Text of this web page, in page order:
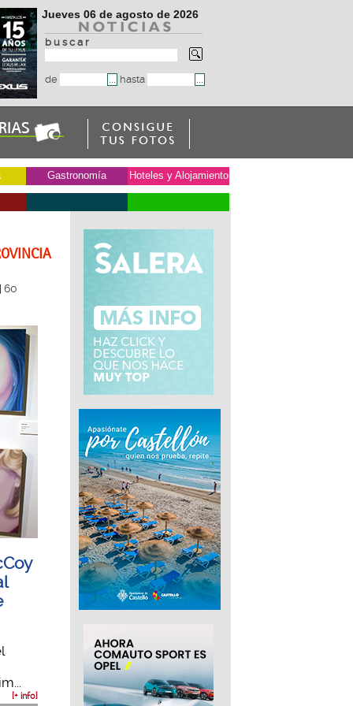
Jueves 06 de agosto de 2026
b u s c a r
de hasta
Gastronomía Hoteles y Alojamiento
60
[+ info]